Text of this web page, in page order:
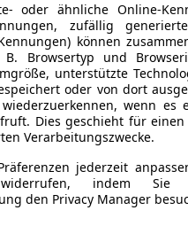
oder ähnliche Online-
zufällig
können
Browsertyp und
unterstützte
oder von dort
wenn es
Dies geschieht für
Verarbeitungszwecke.
jederzeit
widerrufen, indem
den Privacy Manager